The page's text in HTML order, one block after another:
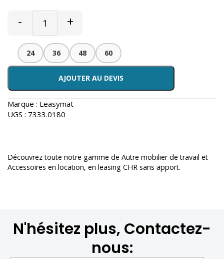
- +
24 36 48 60
AJOUTER AU DEVIS
Marque : Leasymat
UGS : 7333.0180
Découvrez toute notre gamme de Autre mobilier de travail et
Accessoires en location, en leasing CHR sans apport.
N'hésitez plus, Contactez-
nous: